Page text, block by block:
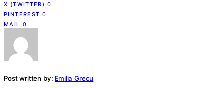
X (TWITTER) 0
PINTEREST 0
MAIL
0
Post written by: Emilia Grecu